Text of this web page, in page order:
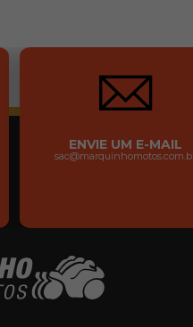
ENVIE UM E-MAIL